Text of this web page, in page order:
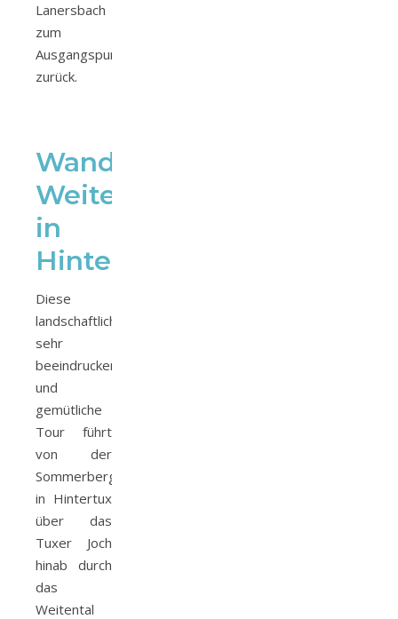
Lanersbach
zum
Ausgangspunkt
zurück.
Wanderung
Weitental
in
Hintertux
Diese
landschaftlich
sehr
beeindruckende
und
gemütliche
Tour führt
von der
Sommerbergalm
in Hintertux
über das
Tuxer Joch
hinab durch
das
Weitental